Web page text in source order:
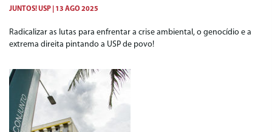
JUNTOS! USP 13 AGO 2025
Radicalizar as lutas para enfrentar a crise ambiental, o genocídio e a
extrema direita pintando a USP de povo!